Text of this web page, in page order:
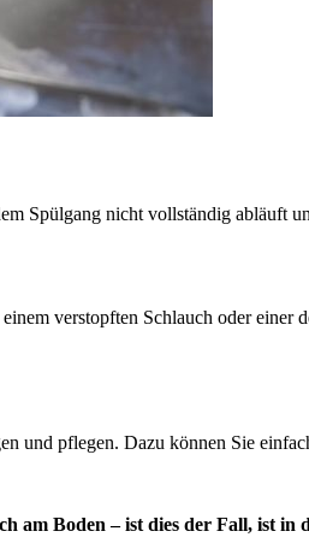
Spülgang nicht vollständig abläuft
verstopften Schlauch oder
und pflegen. Dazu können Sie
am Boden – ist dies der Fall, ist in